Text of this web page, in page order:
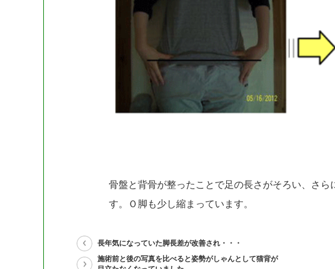
骨盤と背骨が整ったことで足の長さがそろい、さら
す。Ｏ脚も少し縮まっています。
長年気になっていた脚長差が改善され・・・
施術前と後の写真を比べると姿勢がしゃんとして猫背が